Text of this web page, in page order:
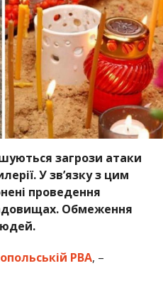
загрози атаки
У зв’язку з цим
проведення
Обмеження
РВА, –